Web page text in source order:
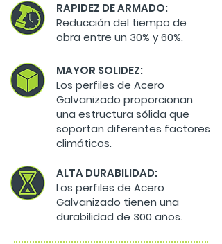
RAPIDEZ DE ARMADO:
Reducción del tiempo de
obra entre un 30% y 60%.
MAYOR SOLIDEZ:
Los perfiles de Acero
Galvanizado proporcionan
una estructura sólida que
soportan diferentes factores
climáticos.
ALTA DURABILIDAD:
Los perfiles de Acero
Galvanizado tienen una
durabilidad de 300 años.